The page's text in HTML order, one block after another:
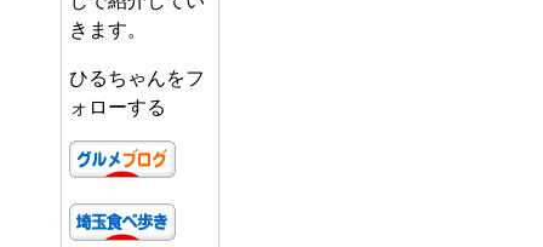
きます。
ひるちゃんをフ
ォローする